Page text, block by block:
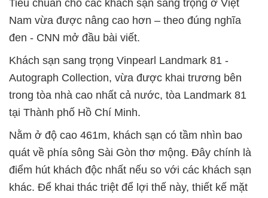
Tiêu chuẩn cho các khách sạn sang trọng ở Việt
Nam vừa được nâng cao hơn – theo đúng nghĩa
đen - CNN mở đầu bài viết.
Khách sạn sang trọng Vinpearl Landmark 81 -
Autograph Collection, vừa được khai trương bên
trong tòa nhà cao nhất cả nước, tòa Landmark 81
tại Thành phố Hồ Chí Minh.
Nằm ở độ cao 461m, khách sạn có tầm nhìn bao
quát về phía sông Sài Gòn thơ mộng. Đây chính là
điểm hút khách độc nhất nếu so với các khách sạn
khác. Để khai thác triệt để lợi thế này, thiết kế mặt